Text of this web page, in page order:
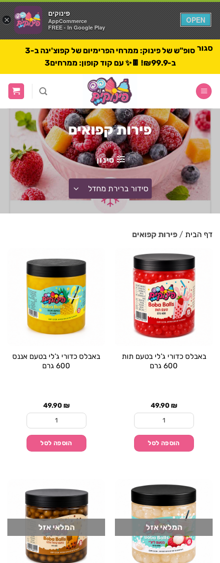
סופ"ש של פינוק: ממרחי הפרימיום של קפוצ'ינה ב-3
ב-₪99.9! 🍫✨ עם קוד קופון: ממרחים3
סגור
לתוכן
פירות קפואים
סינון
דף הבית / פירות קפואים
באבלס כדורי ג’לי בטעם תות
600 גרם
49.90₪
כמות של באבלס כדורי ג'לי בטעם תות 600 גרם
הוספה לסל
באבלס כדורי ג’לי בטעם אננס
600 גרם
49.90₪
כמות של באבלס כדורי
הוספה לסל
המלאי אזל המלאי אזל
×
פינוקים
AppCommerce
FREE - In Google Play
OPEN
×
פינוקים
AppCommerce
FREE - In Google Play
OPEN